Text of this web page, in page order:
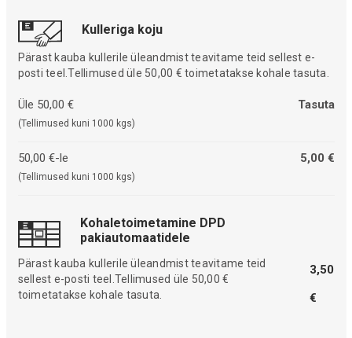
Kulleriga koju
Pärast kauba kullerile üleandmist teavitame teid sellest e-
posti teel.Tellimused üle 50,00 € toimetatakse kohale tasuta.
Üle 50,00 €
(Tellimused kuni 1000 kgs)
Tasuta
50,00 €-le
(Tellimused kuni 1000 kgs)
5,00 €
Kohaletoimetamine DPD
pakiautomaatidele
Pärast kauba kullerile üleandmist teavitame teid
sellest e-posti teel.Tellimused üle 50,00 €
toimetatakse kohale tasuta.
3,50
€